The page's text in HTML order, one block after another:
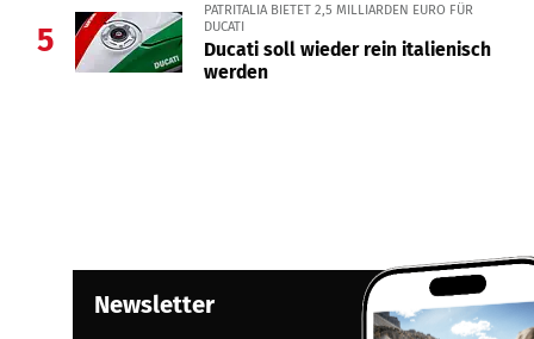
5
PATRITALIA BIETET 2,5 MILLIARDEN EURO FÜR
DUCATI
Ducati soll wieder rein italienisch
werden
Newsletter